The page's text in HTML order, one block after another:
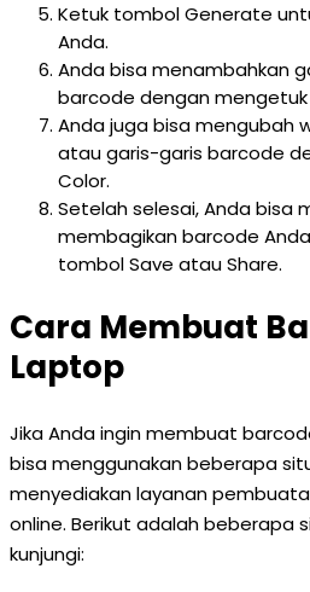
Ketuk tombol Generate
Anda.
Anda bisa menambahkan
barcode dengan
Anda juga bisa mengubah
atau garis-garis barcode
Color.
Setelah selesai, Anda bisa
membagikan barcode
tombol Save atau Share.
Cara Membuat
Laptop
Jika Anda ingin membuat
bisa menggunakan beberapa
menyediakan layanan
online. Berikut adalah beberapa
kunjungi: